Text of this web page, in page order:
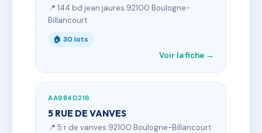
📍 144 bd jean jaures 92100 Boulogne-
Billancourt
🏠 30 lots
Voir la fiche →
AA9840216
5 RUE DE VANVES
📍 5 r de vanves 92100 Boulogne-Billancourt